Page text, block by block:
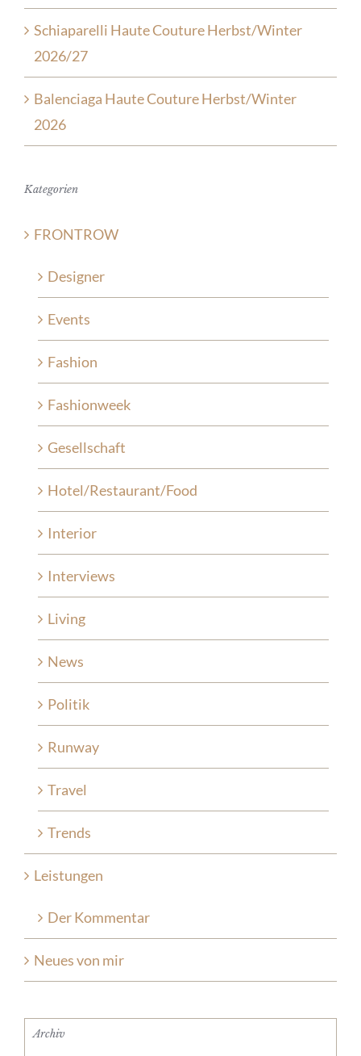
Schiaparelli Haute Couture Herbst/Winter
2026/27
Balenciaga Haute Couture Herbst/Winter
2026
Kategorien
FRONTROW
Designer
Events
Fashion
Fashionweek
Gesellschaft
Hotel/Restaurant/Food
Interior
Interviews
Living
News
Politik
Runway
Travel
Trends
Leistungen
Der Kommentar
Neues von mir
Archiv